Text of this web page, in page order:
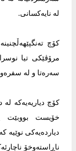
لە نایەکسانی.
کۆچ
مرۆڤێکی تیا
سەرەتا و لە
کۆچ دیاریەیەکە
خۆیست بووبێت
دیاردەیەکی
ناڕاستەوخۆ